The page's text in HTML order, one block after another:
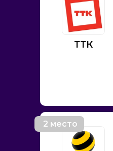
МТС
Билайн
Телекома
Аксиома
Сибирский
4лайн
Атом Линк
ТТК
2 место